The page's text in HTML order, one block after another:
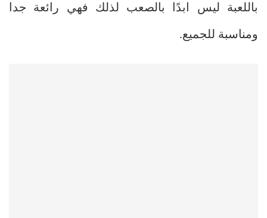
باللعبة ليس ابدًا بالصعب لذلك فهي رائعة جدا
ومناسبة للجميع.